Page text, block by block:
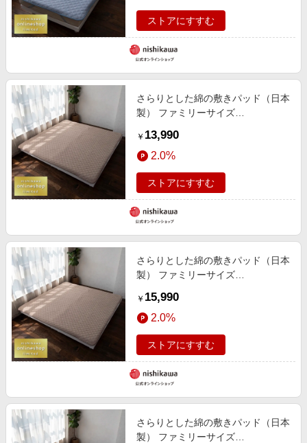
ストアにすすむ
さらりとした綿の敷きパッド（日本
製） ファミリーサイズ
限定〉
￥ 13,990
2.0%
ストアにすすむ
さらりとした綿の敷きパッド（日本
製） ファミリーサイズ
限定〉
￥ 15,990
2.0%
ストアにすすむ
さらりとした綿の敷きパッド（日本
製） ファミリーサイズ